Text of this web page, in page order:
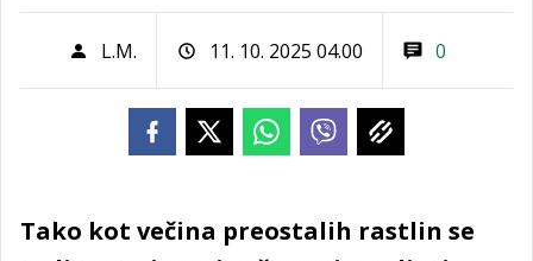
L.M. 11. 10. 2025 04.00 0
Tako kot večina preostalih rastlin se